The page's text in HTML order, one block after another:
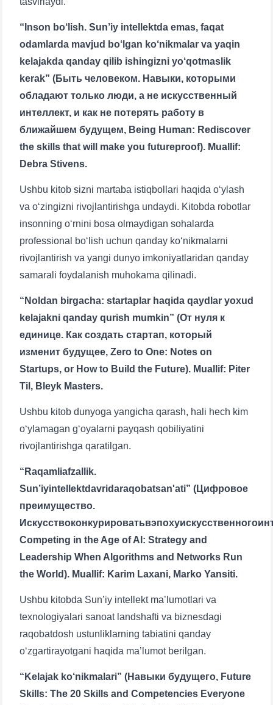
“Inson bo‘lish. Sun’iy intellektda emas, faqat
odamlarda mavjud bo‘lgan ko‘nikmalar va yaqin
kelajakda qanday qilib ishingizni yo‘qotmaslik
kerak” (Быть человеком. Навыки, которыми
обладают только люди, а не искусственный
интеллект, и как не потерять работу в
ближайшем будущем, Being Human: Rediscover
the skills that will make you futureproof). Muallif:
Debra Stivens.
Ushbu kitob sizni martaba istiqbollari haqida o‘ylash
va o‘zingizni rivojlantirishga undaydi. Kitobda robotlar
insonning o‘rnini bosa olmaydigan sohalarda
professional bo‘lish uchun qanday ko‘nikmalarni
rivojlantirish va yangi dunyo imkoniyatlaridan qanday
samarali foydalanish muhokama qilinadi.
“Noldan birgacha: startaplar haqida qaydlar yoxud
kelajakni qanday qurish mumkin” (От нуля к
единице. Как создать стартап, который
изменит будущее, Zero to One: Notes on
Startups, or How to Build the Future). Muallif: Piter
Til, Bleyk Masters.
Ushbu kitob dunyoga yangicha qarash, hali hech kim
o‘ylamagan g‘oyalarni payqash qobiliyatini
rivojlantirishga qaratilgan.
“Raqamliafzallik.
Sun’iyintellektdavridaraqobatsan'ati” (Цифровое
преимущество.
Competing in the Age of AI: Strategy and
Leadership When Algorithms and Networks Run
the World). Muallif: Karim Laxani, Marko Yansiti.
Ushbu kitobda Sun’iy intellekt ma’lumotlari va
texnologiyalari sanoat landshafti va biznesdagi
raqobatdosh ustunliklarning tabiatini qanday
o‘zgartirayotgani haqida ma’lumot berilgan.
“Kelajak ko‘nikmalari” (Навыки будущего, Future
Skills: The 20 Skills and Competencies Everyone